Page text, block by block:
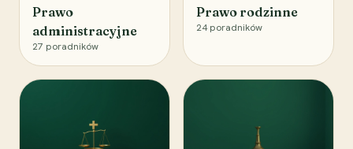
Prawo
administracyjne
27 poradników
Prawo rodzinne
24 poradników